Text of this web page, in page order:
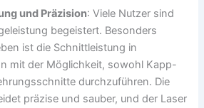
und Präzision: Viele Nutzer sind
begeistert. Besonders
ist die Schnittleistung in
mit der Möglichkeit, sowohl Kapp-
durchzuführen. Die
präzise und sauber, und der Laser